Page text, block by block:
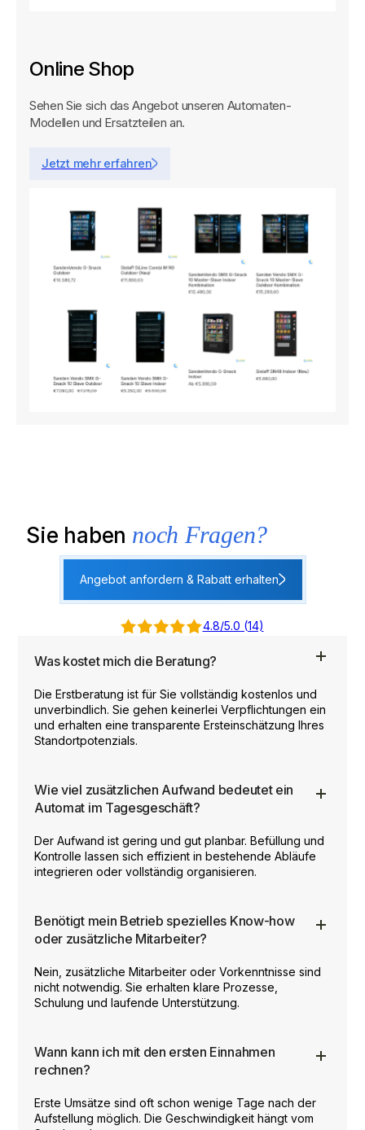
Online Shop
Sehen Sie sich das Angebot unseren Automaten-
Modellen und Ersatzteilen an.
Jetzt mehr erfahren
Sie haben noch Fragen?
Angebot anfordern & Rabatt erhalten
4.8/5.0 (14)
Was kostet mich die Beratung?
Die Erstberatung ist für Sie vollständig kostenlos und
unverbindlich. Sie gehen keinerlei Verpflichtungen ein
und erhalten eine transparente Ersteinschätzung Ihres
Standortpotenzials.
Wie viel zusätzlichen Aufwand bedeutet ein
Automat im Tagesgeschäft?
Der Aufwand ist gering und gut planbar. Befüllung und
Kontrolle lassen sich effizient in bestehende Abläufe
integrieren oder vollständig organisieren.
Benötigt mein Betrieb spezielles Know-how
oder zusätzliche Mitarbeiter?
Nein, zusätzliche Mitarbeiter oder Vorkenntnisse sind
nicht notwendig. Sie erhalten klare Prozesse,
Schulung und laufende Unterstützung.
Wann kann ich mit den ersten Einnahmen
rechnen?
Erste Umsätze sind oft schon wenige Tage nach der
Aufstellung möglich. Die Geschwindigkeit hängt vom